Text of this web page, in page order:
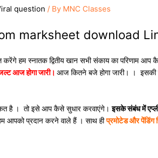
question / By MNC Classes
marksheet download
करेंगे हम स्नातक द्वितीय खान सभी संकाय का परिणाम
आज होगा जारी।आज कितने बजे होगा जारी। । इसकी
है । तो इसे आप कैसे सुधार करवाएंगे।इसके संबंध में
आपको प्रदान करने वाले हैं । साथ हीप्रमोटेड और पेंडिंग